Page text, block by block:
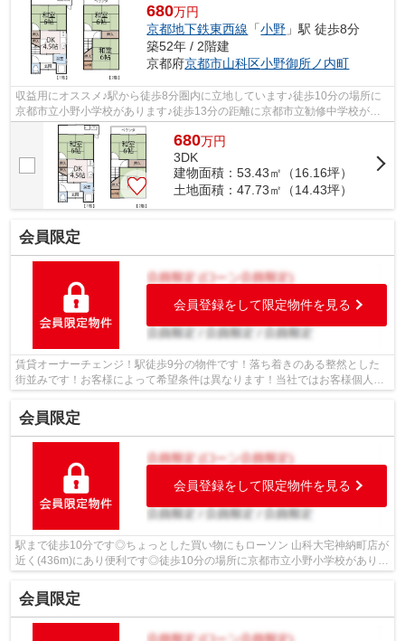
680万円
京都地下鉄東西線 「小野 」駅 徒歩8分
築52年 / 2階建
京都府京都市山科区小野御所ノ内町
収益用にオススメ♪駅から徒歩8分圏内に立地しています♪徒歩10分の場所に
京都市立小野小学校があります♪徒歩13分の距離に京都市立勧修中学校があ
るのも魅力♪小野荘司公園まで94mです♪当...
680万円
3DK
建物面積：53.43㎡（16.16坪）
土地面積：47.73㎡（14.43坪）
会員限定
会員登録をして限定物件を見る
賃貸オーナーチェンジ！駅徒歩9分の物件です！落ち着きのある整然とした
街並みです！お客様によって希望条件は異なります！当社ではお客様個人の
ご希望をお伺いし、それにマッチした不...
会員限定
会員登録をして限定物件を見る
駅まで徒歩10分です◎ちょっとした買い物にもローソン 山科大宅神納町店が
近く(436m)にあり便利です◎徒歩10分の場所に京都市立小野小学校がありま
す◎徒歩13分の距離に京都市立勧修中学...
会員限定